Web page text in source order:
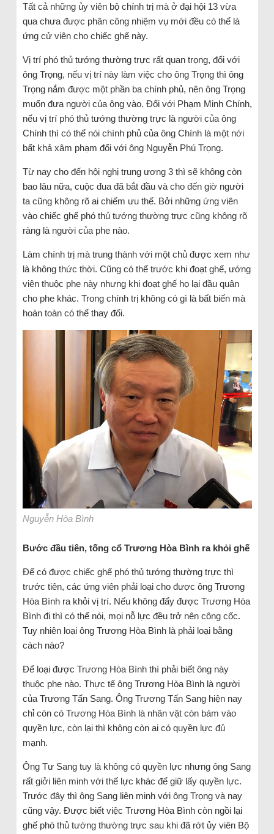
Tất cả những ủy viên bộ chính trị mà ở đại hội 13 vừa
qua chưa được phân công nhiệm vụ mới đều có thể là
ứng cử viên cho chiếc ghế này.
Vị trí phó thủ tướng thường trực rất quan trọng, đối với
ông Trọng, nếu vị trí này làm việc cho ông Trọng thì ông
Trọng nắm được một phần ba chính phủ, nên ông Trọng
muốn đưa người của ông vào. Đối với Phạm Minh Chính,
nếu vị trí phó thủ tướng thường trực là người của ông
Chính thì có thể nói chính phủ của ông Chính là một nới
bất khả xâm phạm đối với ông Nguyễn Phú Trọng.
Từ nay cho đến hội nghị trung ương 3 thì sẽ không còn
bao lâu nữa, cuộc đua đã bắt đầu và cho đến giờ người
ta cũng không rõ ai chiếm ưu thế. Bởi những ứng viên
vào chiếc ghế phó thủ tướng thường trực cũng không rõ
ràng là người của phe nào.
Làm chính trị mà trung thành với một chủ được xem như
là không thức thời. Cũng có thể trước khi đoạt ghế, ướng
viên thuộc phe này nhưng khi đoạt ghế họ lại đầu quân
cho phe khác. Trong chính trị không có gì là bất biến mà
hoàn toàn có thể thay đổi.
Nguyễn Hòa Bình
Bước đầu tiên, tống cổ Trương Hòa Bình ra khỏi ghế
Để có được chiếc ghế phó thủ tướng thường trực thì
trước tiên, các ứng viên phải loại cho được ông Trương
Hòa Bình ra khỏi vị trí. Nếu không đẩy được Trương Hòa
Bình đi thì có thể nói, mọi nỗ lực đều trở nên công cốc.
Tuy nhiên loại ông Trương Hòa Bình là phải loại bằng
cách nào?
Để loại được Trương Hòa Bình thì phải biết ông này
thuộc phe nào. Thực tế ông Trương Hòa Bình là người
của Trương Tấn Sang. Ông Trương Tấn Sang hiện nay
chỉ còn có Trương Hòa Bình là nhân vật còn bám vào
quyền lực, còn lại thì không còn ai có quyền lực đủ
mạnh.
Ông Tư Sang tuy là không có quyền lực nhưng ông Sang
rất giởi liên minh với thế lực khác để giữ lấy quyền lực.
Trước đây thì ông Sang liên minh với ông Trọng và nay
cũng vậy. Được biết việc Trương Hòa Bình còn ngồi lại
ghế phó thủ tướng thường trực sau khi đã rớt ủy viên Bộ